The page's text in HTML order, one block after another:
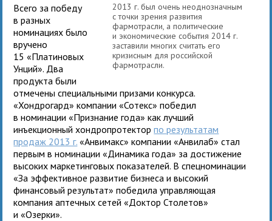
2013 г. был очень неоднозначным
с точки зрения развития
фармотрасли, а политические
и экономические события 2014 г.
заставили многих считать его
кризисным для российской
фармотрасли.
Всего за победу
в разных
номинациях было
вручено
15 «Платиновых
Унций». Два
продукта были
отмечены специальными призами конкурса.
«Хондрогард» компании «Сотекс» победил
в номинации «Признание года» как лучший
инъекционный хондропротекторпо результатам
продаж 2013 г. «Анвимакс» компании «Анвилаб» стал
первым в номинации «Динамика года» за достижение
высоких маркетинговых показателей. В спецноминации
«За эффективное развитие бизнеса и высокий
финансовый результат» победила управляющая
компания аптечных сетей «Доктор Столетов»
и «Озерки».